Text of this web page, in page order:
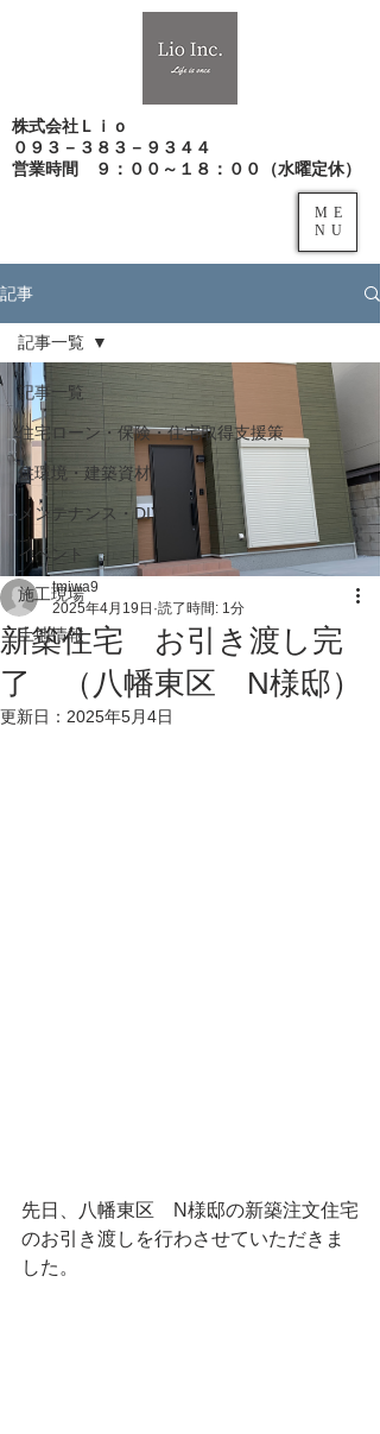
ME
NU
株式会社Ｌｉｏ
０９３－３８３－９３４４
​営業時間 ９：００～１８：００（水曜定休）
記事
記事一覧
住宅ローン・保険・住宅取得支援策
住環境・建築資材
メンテナンス・DIY
イベント
施工現場
土地情報
記事一覧
新築住宅 お引き渡し完
了 （八幡東区 N様邸）
tmiwa9
2025年4月19日 読了時間: 1分
更新日： 2025年5月4日
先日、八幡東区　N様邸の新築注文住宅
のお引き渡しを行わさせていただきま
した。